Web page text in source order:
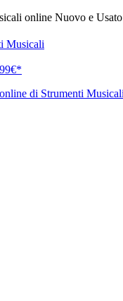
online Nuovo e Usato
Musicali